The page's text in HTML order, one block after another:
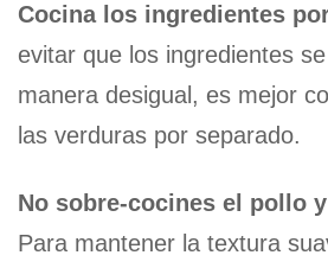
Cocina los ingredientes
evitar que los ingredientes
manera desigual, es mejor
las verduras por separado.
No sobre-cocines el pollo
Para mantener la textura